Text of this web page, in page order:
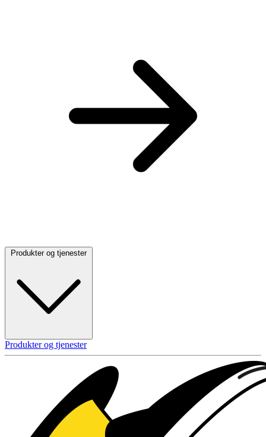
Produkter og tjenester
Produkter og tjenester